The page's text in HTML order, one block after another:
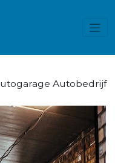
Autobedrijf